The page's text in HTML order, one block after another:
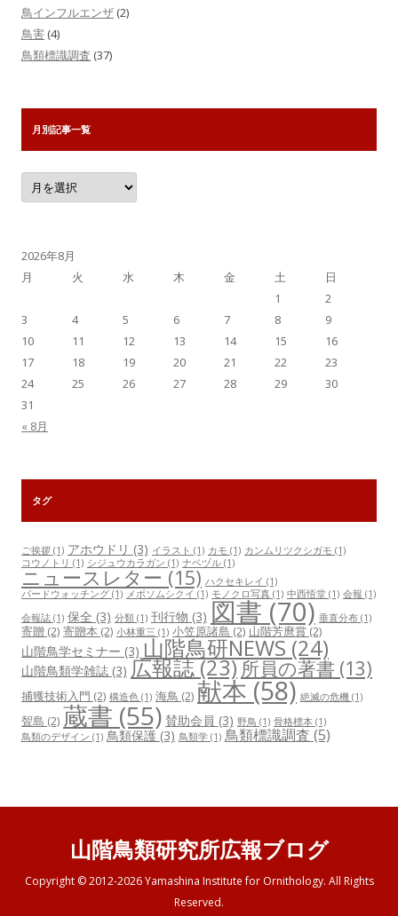
鳥インフルエンザ (2)
鳥害 (4)
鳥類標識調査 (37)
月別記事一覧
月
別
記
2026年8月
月
火 水 木 金 土
日
1
2
3
4 5 6 7 8
9
10
11 12 13 14 15
16
17
18 19 20 21 22
23
24
25 26 27 28 29
30
31
« 8月
タグ
ご挨拶 (1) アホウドリ (3) イラスト (1) カモ (1) カンムリツクシガモ (1)
コウノトリ (1) シジュウカラガン (1) ナベヅル (1)
ニュースレター (15) ハクセキレイ (1)
バードウォッチング (1) メボソムシクイ (1) モノクロ写真 (1) 中西悟堂 (1) 会報 (1)
会報誌 (1) 保全 (3) 分類 (1) 刊行物 (3) 図書 (70) 垂直分布 (1)
寄贈 (2) 寄贈本 (2) 小林重三 (1) 小笠原諸島 (2) 山階芳麿賞(2)
山階鳥学セミナー (3) 山階鳥研NEWS(24)
山階鳥類学雑誌 (3) 広報誌(23) 所員の著書 (13)
捕獲技術入門 (2) 構造色 (1) 海鳥 (2) 献本(58) 絶滅の危機 (1)
聟島 (2) 蔵書 (55) 賛助会員 (3) 野鳥 (1) 骨格標本 (1)
鳥類のデザイン (1) 鳥類保護 (3) 鳥類学 (1) 鳥類標識調査 (5)
山階鳥類研究所広報ブログ
Copyright © 2012-2026 Yamashina Institute for Ornithology. All Rights
Reserved.